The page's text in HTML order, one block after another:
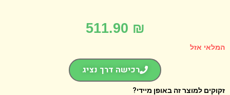
511.90
אזל
רכישה דרך נציג
למוצר זה באופן מיידי?